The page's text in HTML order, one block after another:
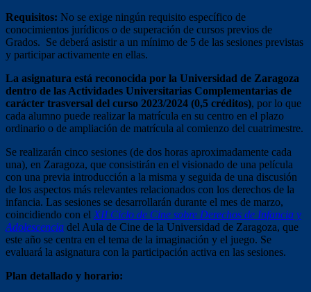
Requisitos: No se exige ningún requisito específico de
conocimientos jurídicos o de superación de cursos previos de
Grados. Se deberá asistir a un mínimo de 5 de las sesiones previstas
y participar activamente en ellas.
La asignatura está reconocida por la Universidad de Zaragoza
dentro de las Actividades Universitarias Complementarias de
carácter trasversal del curso 2023/2024 (0,5 créditos), por lo que
cada alumno puede realizar la matrícula en su centro en el plazo
ordinario o de ampliación de matrícula al comienzo del cuatrimestre.
Se realizarán cinco sesiones (de dos horas aproximadamente cada
una), en Zaragoza, que consistirán en el visionado de una película
con una previa introducción a la misma y seguida de una discusión
de los aspectos más relevantes relacionados con los derechos de la
infancia. Las sesiones se desarrollarán durante el mes de marzo,
coincidiendo con el XII Ciclo de Cine sobre Derechos de Infancia y
Adolescencia del Aula de Cine de la Universidad de Zaragoza, que
este año se centra en el tema de la imaginación y el juego. Se
evaluará la asignatura con la participación activa en las sesiones.
Plan detallado y horario: